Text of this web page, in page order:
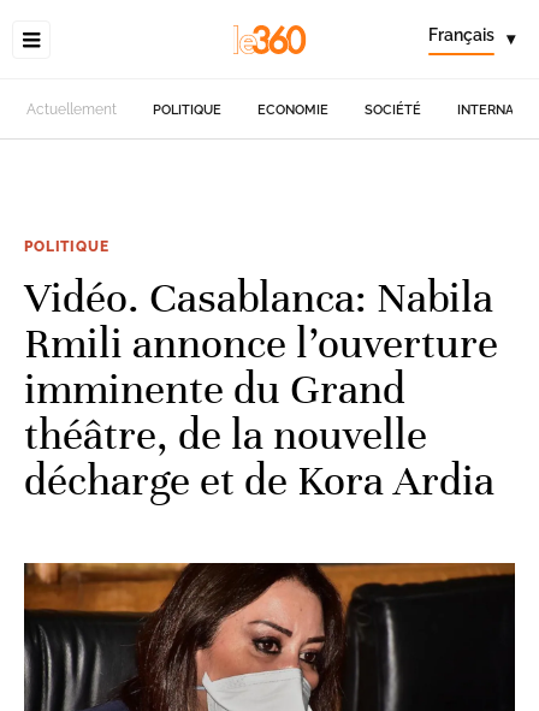
Français ▾
Actuellement POLITIQUE ECONOMIE SOCIÉTÉ
POLITIQUE
Vidéo. Casablanca: Nabila
Rmili annonce l’ouverture
imminente du Grand
théâtre, de la nouvelle
décharge et de Kora Ardia